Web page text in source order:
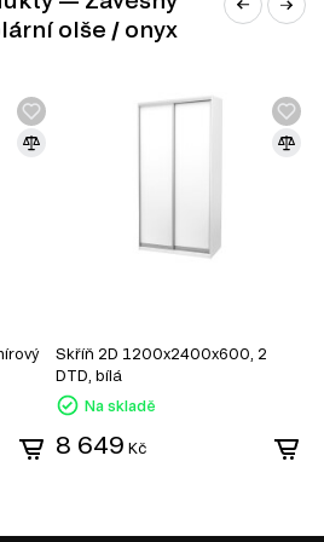
vytvářet jak standardní, tak
olše / onyx
Skříň 2D 1200x2400x600, 2
DTD, bílá
Na skladě
8 649 Kč